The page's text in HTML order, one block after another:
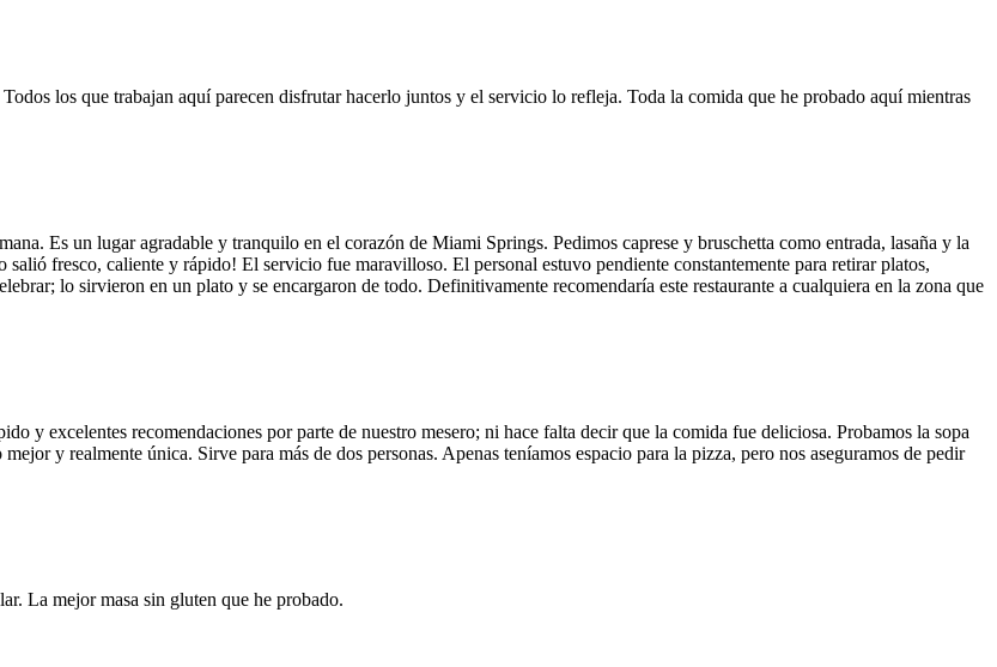
los que trabajan aquí parecen disfrutar hacerlo juntos y el servicio lo refleja. Toda la comida que he probado aquí mientras
Es un lugar agradable y tranquilo en el corazón de Miami Springs. Pedimos caprese y bruschetta como entrada, lasaña y la
fresco, caliente y rápido! El servicio fue maravilloso. El personal estuvo pendiente constantemente para retirar platos,
lo sirvieron en un plato y se encargaron de todo. Definitivamente recomendaría este restaurante a cualquiera en la zona que
y excelentes recomendaciones por parte de nuestro mesero; ni hace falta decir que la comida fue deliciosa. Probamos la sopa
y realmente única. Sirve para más de dos personas. Apenas teníamos espacio para la pizza, pero nos aseguramos de pedir
La mejor masa sin gluten que he probado.